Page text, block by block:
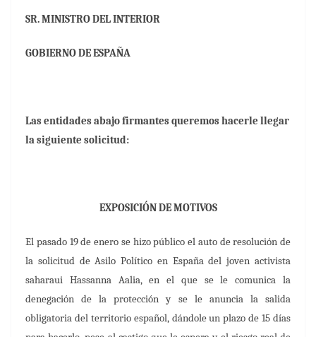
SR.MINISTRO DEL INTERIOR
GOBIERNO DE ESPAÑA
Las entidades abajo firmantes queremos hacerle llegar
la siguiente solicitud:
EXPOSICIÓN DE MOTIVOS
El pasado 19 de enero se hizo público el auto de resolución de
la solicitud de Asilo Político en España del joven activista
saharaui Hassanna Aalia, en el que se le comunica la
denegación de la protección y se le anuncia la salida
obligatoria del territorio español, dándole un plazo de 15 días